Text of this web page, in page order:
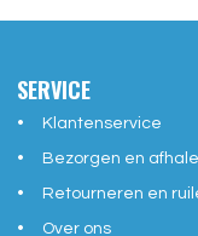
SERVICE
Klantenservice
Bezorgen en
Retourneren en
Over ons